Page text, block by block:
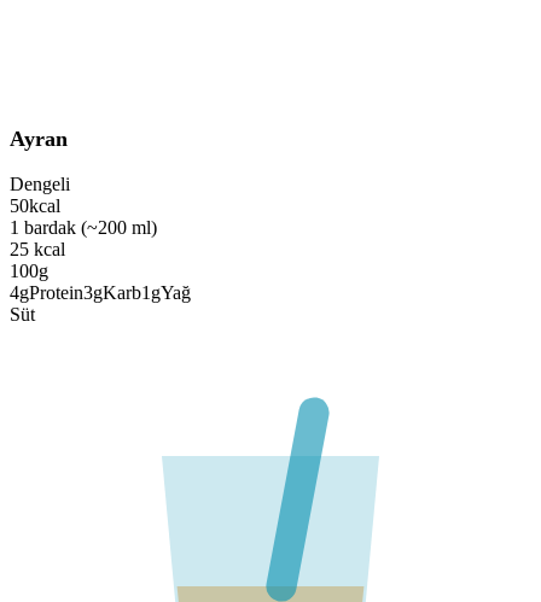
Ayran
Dengeli
50kcal
1 bardak (~200 ml)
25 kcal
100g
4gProtein3gKarb1 gYağ
Süt